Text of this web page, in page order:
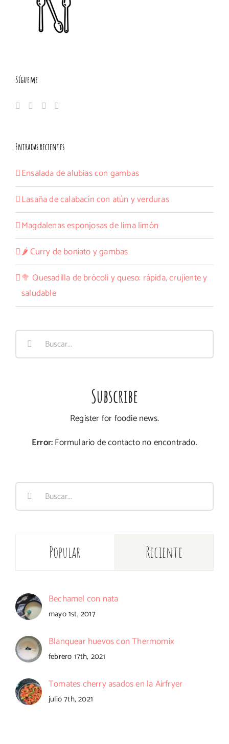
Sígueme
Entradas recientes
Ensalada de alubias con gambas
Lasaña de calabacín con atún y verduras
Magdalenas esponjosas de lima limón
🌶️ Curry de boniato y gambas
🥦 Quesadilla de brócoli y queso: rápida, crujiente y
saludable
Buscar:
Subscribe
Register for foodie news.
Error:Formulario de contacto no encontrado.
Buscar:
Popular Reciente
Bechamel con nata
mayo 1st, 2017
Blanquear huevos con Thermomix
febrero 17th, 2021
Tomates cherry asados en la Airfryer
julio 7th, 2021